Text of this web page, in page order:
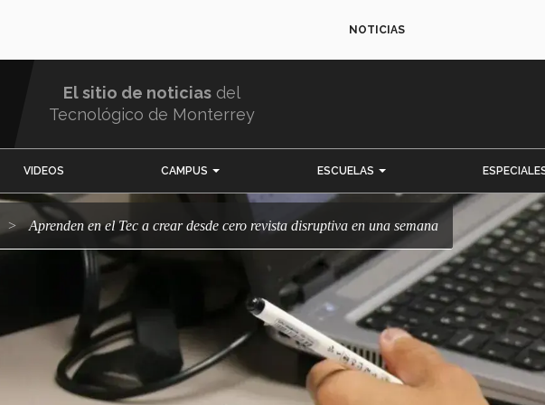
NOTICIAS
El sitio de noticias del
Tecnológico de Monterrey
VIDEOS CAMPUS ESCUELAS
Aprenden en el Tec a crear desde cero revista disruptiva en una semana